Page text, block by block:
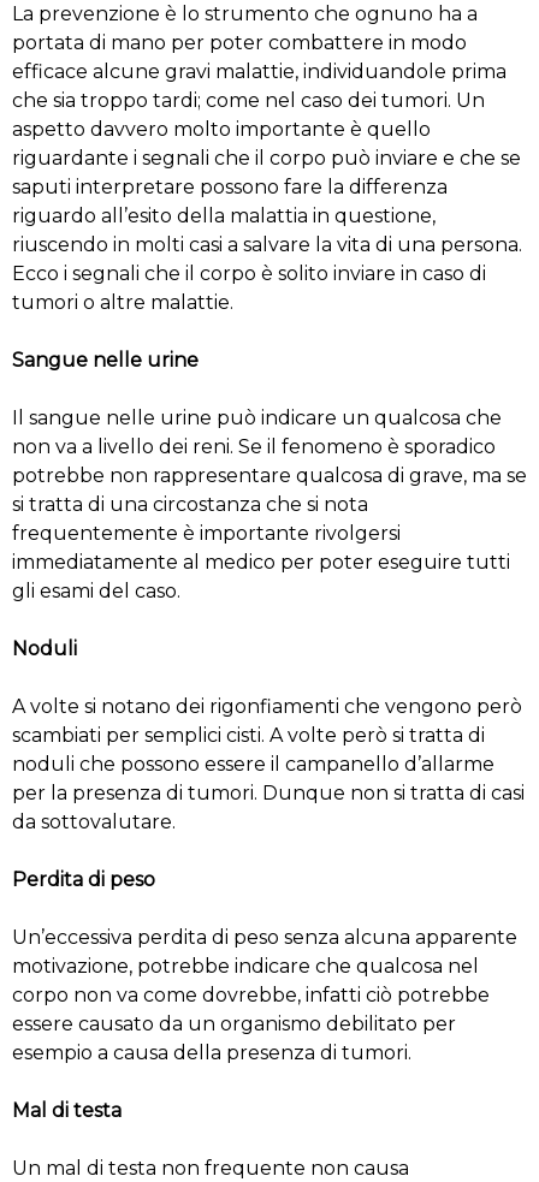
La prevenzione è lo strumento che ognuno ha a
portata di mano per poter combattere in modo
efficace alcune gravi malattie, individuandole prima
che sia troppo tardi; come nel caso dei tumori. Un
aspetto davvero molto importante è quello
riguardante i segnali che il corpo può inviare e che se
saputi interpretare possono fare la differenza
riguardo all’esito della malattia in questione,
riuscendo in molti casi a salvare la vita di una persona.
Ecco i segnali che il corpo è solito inviare in caso di
tumori o altre malattie.
Sangue nelle urine
Il sangue nelle urine può indicare un qualcosa che
non va a livello dei reni. Se il fenomeno è sporadico
potrebbe non rappresentare qualcosa di grave, ma se
si tratta di una circostanza che si nota
frequentemente è importante rivolgersi
immediatamente al medico per poter eseguire tutti
gli esami del caso.
Noduli
A volte si notano dei rigonfiamenti che vengono però
scambiati per semplici cisti. A volte però si tratta di
noduli che possono essere il campanello d’allarme
per la presenza di tumori. Dunque non si tratta di casi
da sottovalutare.
Perdita di peso
Un’eccessiva perdita di peso senza alcuna apparente
motivazione, potrebbe indicare che qualcosa nel
corpo non va come dovrebbe, infatti ciò potrebbe
essere causato da un organismo debilitato per
esempio a causa della presenza di tumori.
Mal di testa
Un mal di testa non frequente non causa